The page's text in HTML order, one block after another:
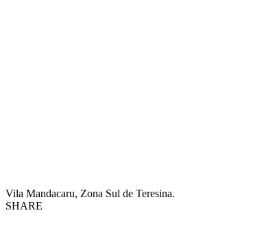
Vila Mandacaru, Zona Sul de Teresina.
SHARE